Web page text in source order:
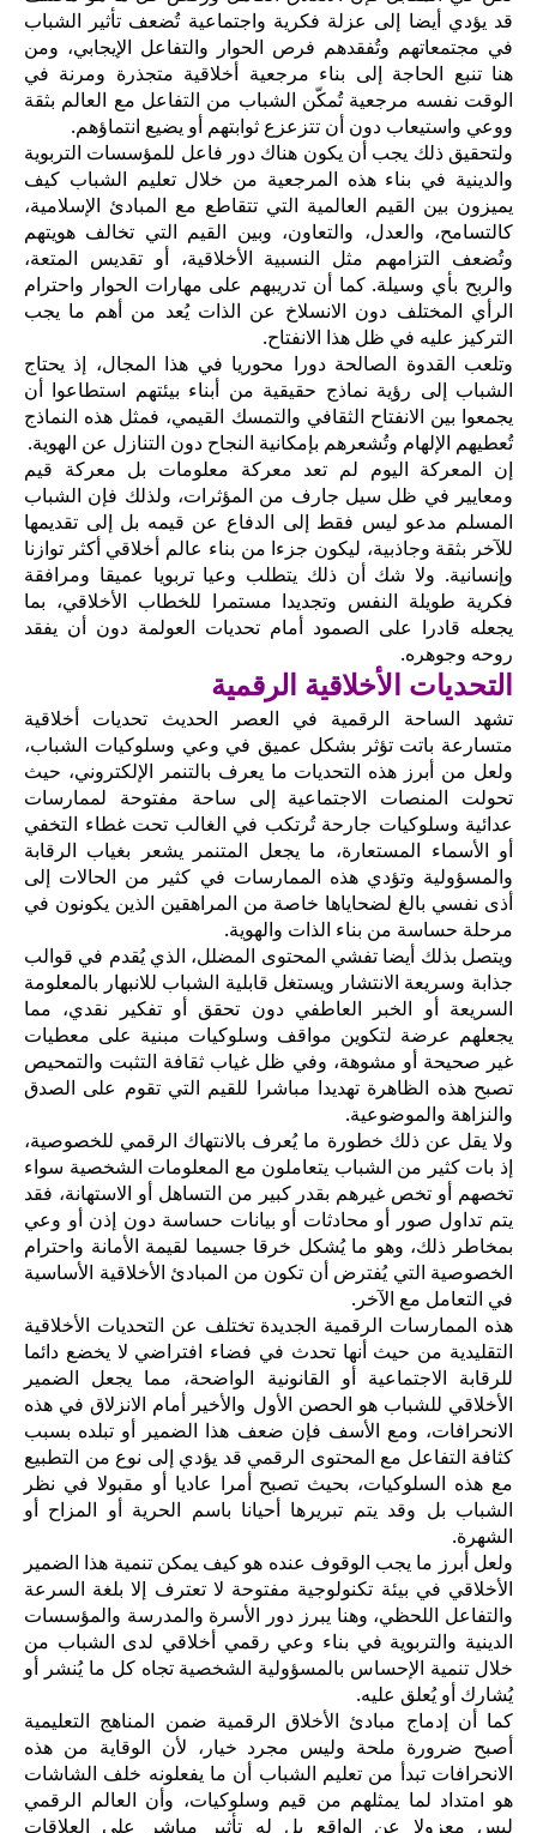
قد يؤدي أيضا إلى عزلة فكرية واجتماعية تُضعف تأثير الشباب
في مجتمعاتهم وتُفقدهم فرص الحوار والتفاعل الإيجابي، ومن
هنا تنبع الحاجة إلى بناء مرجعية أخلاقية متجذرة ومرنة في
الوقت نفسه مرجعية تُمكّن الشباب من التفاعل مع العالم بثقة
ووعي واستيعاب دون أن تتزعزع ثوابتهم أو يضيع انتماؤهم.
ولتحقيق ذلك يجب أن يكون هناك دور فاعل للمؤسسات التربوية
والدينية في بناء هذه المرجعية من خلال تعليم الشباب كيف
يميزون بين القيم العالمية التي تتقاطع مع المبادئ الإسلامية،
كالتسامح، والعدل، والتعاون، وبين القيم التي تخالف هويتهم
وتُضعف التزامهم مثل النسبية الأخلاقية، أو تقديس المتعة،
والربح بأي وسيلة. كما أن تدريبهم على مهارات الحوار واحترام
الرأي المختلف دون الانسلاخ عن الذات يُعد من أهم ما يجب
التركيز عليه في ظل هذا الانفتاح.
وتلعب القدوة الصالحة دورا محوريا في هذا المجال، إذ يحتاج
الشباب إلى رؤية نماذج حقيقية من أبناء بيئتهم استطاعوا أن
يجمعوا بين الانفتاح الثقافي والتمسك القيمي، فمثل هذه النماذج
تُعطيهم الإلهام وتُشعرهم بإمكانية النجاح دون التنازل عن الهوية.
إن المعركة اليوم لم تعد معركة معلومات بل معركة قيم
ومعايير في ظل سيل جارف من المؤثرات، ولذلك فإن الشباب
المسلم مدعو ليس فقط إلى الدفاع عن قيمه بل إلى تقديمها
للآخر بثقة وجاذبية، ليكون جزءا من بناء عالم أخلاقي أكثر توازنا
وإنسانية. ولا شك أن ذلك يتطلب وعيا تربويا عميقا ومرافقة
فكرية طويلة النفس وتجديدا مستمرا للخطاب الأخلاقي، بما
يجعله قادرا على الصمود أمام تحديات العولمة دون أن يفقد
روحه وجوهره.
التحديات الأخلاقية الرقمية
تشهد الساحة الرقمية في العصر الحديث تحديات أخلاقية
متسارعة باتت تؤثر بشكل عميق في وعي وسلوكيات الشباب،
ولعل من أبرز هذه التحديات ما يعرف بالتنمر الإلكتروني، حيث
تحولت المنصات الاجتماعية إلى ساحة مفتوحة لممارسات
عدائية وسلوكيات جارحة تُرتكب في الغالب تحت غطاء التخفي
أو الأسماء المستعارة، ما يجعل المتنمر يشعر بغياب الرقابة
والمسؤولية وتؤدي هذه الممارسات في كثير من الحالات إلى
أذى نفسي بالغ لضحاياها خاصة من المراهقين الذين يكونون في
مرحلة حساسة من بناء الذات والهوية.
ويتصل بذلك أيضا تفشي المحتوى المضلل، الذي يُقدم في قوالب
جذابة وسريعة الانتشار ويستغل قابلية الشباب للانبهار بالمعلومة
السريعة أو الخبر العاطفي دون تحقق أو تفكير نقدي، مما
يجعلهم عرضة لتكوين مواقف وسلوكيات مبنية على معطيات
غير صحيحة أو مشوهة، وفي ظل غياب ثقافة التثبت والتمحيص
تصبح هذه الظاهرة تهديدا مباشرا للقيم التي تقوم على الصدق
والنزاهة والموضوعية.
ولا يقل عن ذلك خطورة ما يُعرف بالانتهاك الرقمي للخصوصية،
إذ بات كثير من الشباب يتعاملون مع المعلومات الشخصية سواء
تخصهم أو تخص غيرهم بقدر كبير من التساهل أو الاستهانة، فقد
يتم تداول صور أو محادثات أو بيانات حساسة دون إذن أو وعي
بمخاطر ذلك، وهو ما يُشكل خرقا جسيما لقيمة الأمانة واحترام
الخصوصية التي يُفترض أن تكون من المبادئ الأخلاقية الأساسية
في التعامل مع الآخر.
هذه الممارسات الرقمية الجديدة تختلف عن التحديات الأخلاقية
التقليدية من حيث أنها تحدث في فضاء افتراضي لا يخضع دائما
للرقابة الاجتماعية أو القانونية الواضحة، مما يجعل الضمير
الأخلاقي للشباب هو الحصن الأول والأخير أمام الانزلاق في هذه
الانحرافات، ومع الأسف فإن ضعف هذا الضمير أو تبلده بسبب
كثافة التفاعل مع المحتوى الرقمي قد يؤدي إلى نوع من التطبيع
مع هذه السلوكيات، بحيث تصبح أمرا عاديا أو مقبولا في نظر
الشباب بل وقد يتم تبريرها أحيانا باسم الحرية أو المزاح أو
الشهرة.
ولعل أبرز ما يجب الوقوف عنده هو كيف يمكن تنمية هذا الضمير
الأخلاقي في بيئة تكنولوجية مفتوحة لا تعترف إلا بلغة السرعة
والتفاعل اللحظي، وهنا يبرز دور الأسرة والمدرسة والمؤسسات
الدينية والتربوية في بناء وعي رقمي أخلاقي لدى الشباب من
خلال تنمية الإحساس بالمسؤولية الشخصية تجاه كل ما يُنشر أو
يُشارك أو يُعلق عليه.
كما أن إدماج مبادئ الأخلاق الرقمية ضمن المناهج التعليمية
أصبح ضرورة ملحة وليس مجرد خيار، لأن الوقاية من هذه
الانحرافات تبدأ من تعليم الشباب أن ما يفعلونه خلف الشاشات
هو امتداد لما يمثلهم من قيم وسلوكيات، وأن العالم الرقمي
ليس معزولا عن الواقع بل له تأثير مباشر على العلاقات